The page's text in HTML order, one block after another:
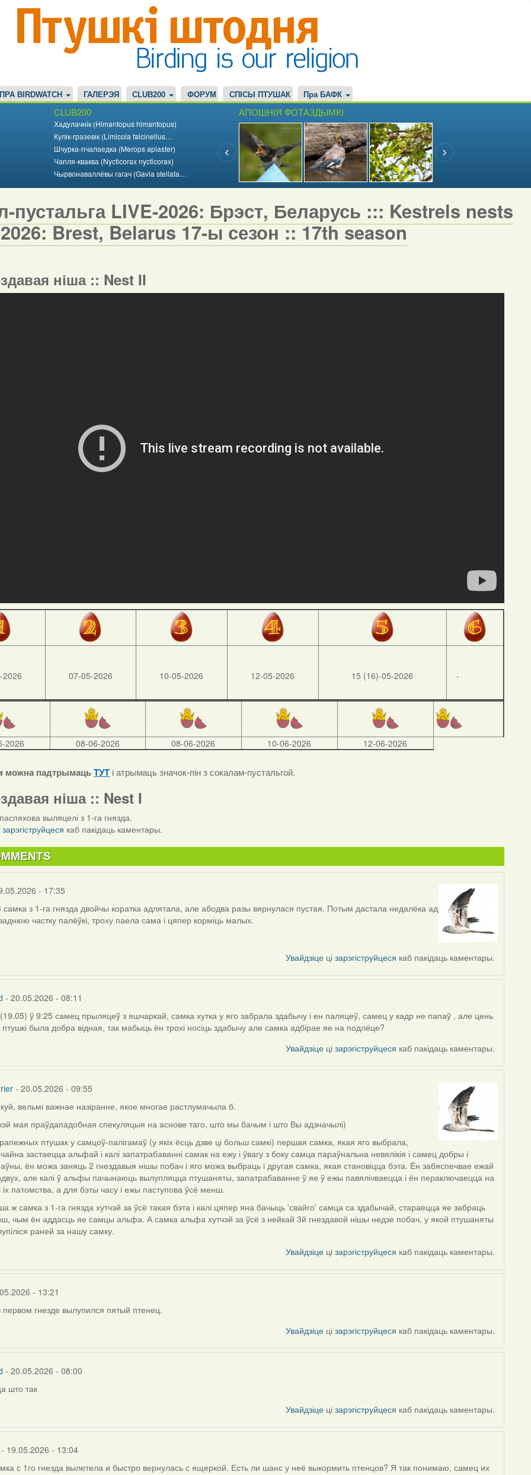
ПРА BIRDWATCH ГАЛЕРЭЯ CLUB200 ФОРУМ СПІСЫ ПТУШАК Пра БАФК
CLUB200
Хадулачнік (Himantopus himantopus)
Кулік-гразевік (Limicola falcinellus…
Шчурка-пчалаедка (Merops apiaster)
Чапля-кваква (Nycticorax nycticorax)
Чырвонаваллёвы гагач (Gavia stellata…
АПОШНІЯ ФОТАЗДЫМКІ
пустальга LIVE-2026: Брэст, Беларусь ::: Kestrels nests
Brest, Belarus 17-ы сезон :: 17th season
ніша :: Nest II
2026 07-05-2026 10-05-2026 12-05-2026 15 (16)-05-2026 -
2026 08-06-2026 08-06-2026 10-06-2026 12-06-2026
можна падтрымацьТУТ і атрымаць значок-пін з сокалам-пустальгой.
ніша :: Nest I
выляцелі з 1-га гнязда.
зарэгіструйцеся каб пакідаць каментары.
- 17:35
з 1-га гнязда двойчы коратка адлятала, але абодва разы вярнулася пустая. Потым дастала недалёка ад
частку палёўкі, троху паела сама і цяпер корміць малых.
Увайдзіце цізарэгіструйцеся каб пакідаць каментары.
- 20.05.2026 - 08:11
ў 9:25 самец прыляцеў з яшчаркай, самка хутка у яго забрала здабычу і ен паляцеў, самец у кадр не папаў , але цень
птушкі была добра відная, так мабыць ён трохі носіць здабычу але самка адбірае яе на подлёце?
Увайдзіце цізарэгіструйцеся каб пакідаць каментары.
- 20.05.2026 - 09:55
вельмі важнае назіранне, якое многае растлумачыла б.
мая праўдападобная спекуляцыя на аснове таго, што мы бачым і што Вы адзначылі)
птушак у самцоў-палігамаў (у якіх ёсць дзве ці больш самкі) першая самка, якая яго выбрала,
застаецца альфай і калі запатрабаванні самак на ежу і ўвагу з боку самца параўнальна невялікія і самец добры і
ён можа заняць 2 гнездавыя нішы побач і яго можа выбраць і другая самка, якая становіцца бэта. Ён забяспечвае ежай
але калі ў альфы пачынаюць вылупляцца птушаняты, запатрабаванне ў яе ў ежы павялічваецца і ён пераключаецца на
іх патомства, а для бэты часу і ежы паступова ўсё менш.
ж самка з 1-га гнязда хутчэй за ўсё такая бэта і калі цяпер яна бачыць 'свайго' самца са здабычай, стараецца яе забраць
чым ён аддасць яе самцы альфа. А самка альфа хутчэй за ўсё з нейкай 3й гнездавой нішы недзе побач, у якой птушаняты
раней за нашу самку.
Увайдзіце цізарэгіструйцеся каб пакідаць каментары.
- 13:21
первом гнезде вылупился пятый птенец.
Увайдзіце цізарэгіструйцеся каб пакідаць каментары.
- 20.05.2026 - 08:00
што так
Увайдзіце цізарэгіструйцеся каб пакідаць каментары.
- 19.05.2026 - 13:04
с 1го гнезда вылетела и быстро вернулась с ящеркой. Есть ли шанс у неё выкормить птенцов? Я так понимаю, самец их